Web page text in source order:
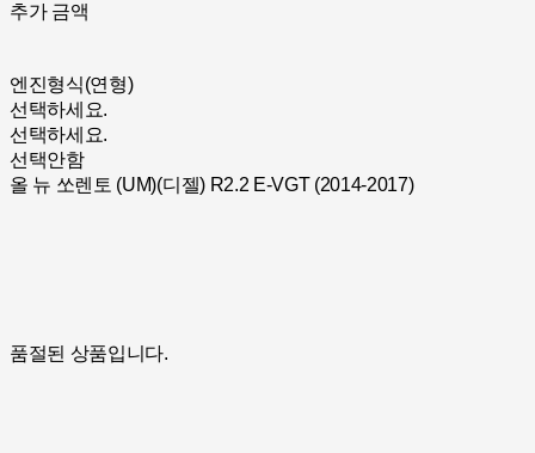
추가 금액
엔진형식(연형)
선택하세요.
선택하세요.
선택안함
올 뉴 쏘렌토 (UM)(디젤) R2.2 E-VGT (2014-2017)
품절된 상품입니다.